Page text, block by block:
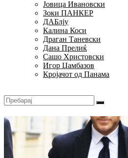
Јовица Ивановски
Зоки ПАНКЕР
ДАБлју
Калина Коси
Драган Таневски
Дана Прелиќ
Сашо Христовски
Игор Џамбазов
Кројачот од Панама